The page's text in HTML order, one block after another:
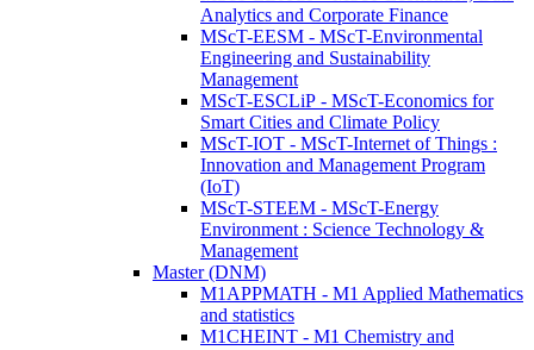
Analytics and Corporate Finance
MScT-EESM - MScT-Environmental
Engineering and Sustainability
Management
MScT-ESCLiP - MScT-Economics for
Smart Cities and Climate Policy
MScT-IOT - MScT-Internet of Things :
Innovation and Management Program
(IoT)
MScT-STEEM - MScT-Energy
Environment : Science Technology &
Management
Master (DNM)
M1APPMATH - M1 Applied Mathematics
and statistics
M1CHEINT - M1 Chemistry and